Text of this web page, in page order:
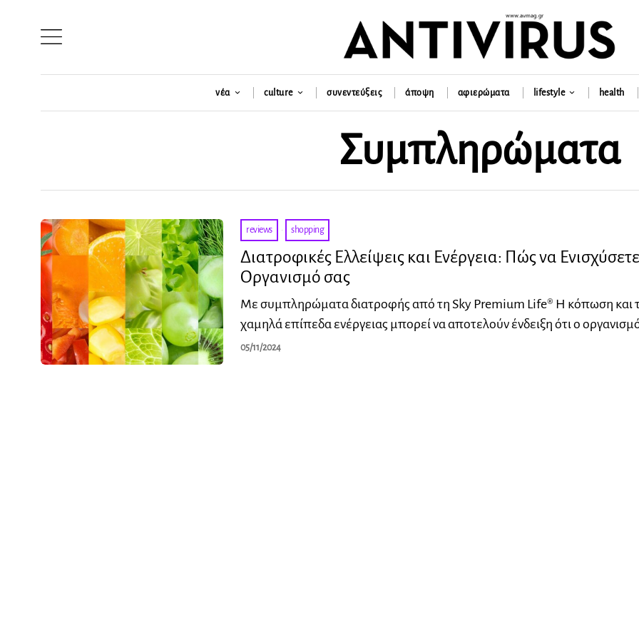
νέα culture συνεντεύξεις άποψη αφιερώματα lifestyle health
Συμπληρώματα
reviews · shopping
Διατροφικές Ελλείψεις και Ενέργεια: Πώς να
Οργανισμό σας
Με συμπληρώματα διατροφής από τη Sky Premium Life® Η κόπωση και
χαμηλά επίπεδα ενέργειας μπορεί να αποτελούν ένδειξη ότι ο
05/11/2024